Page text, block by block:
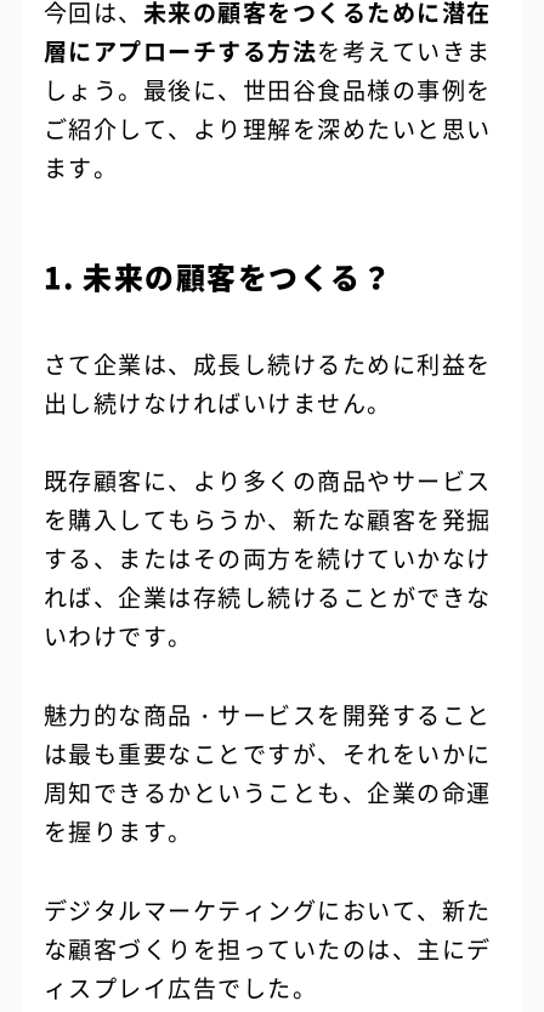
今回は、 未来の顧客をつくるために潜在
層にアプローチする方法を考えていきま
しょう。最後に、世田谷食品様の事例を
ご紹介して、より理解を深めたいと思い
ます。
1. 未来の顧客をつくる？
さて企業は、成長し続けるために利益を
出し続けなければいけません。
既存顧客に、より多くの商品やサービス
を購入してもらうか、新たな顧客を発掘
する、またはその両方を続けていかなけ
れば、企業は存続し続けることができな
いわけです。
魅力的な商品・サービスを開発すること
は最も重要なことですが、それをいかに
周知できるかということも、企業の命運
を握ります。
デジタルマーケティングにおいて、新た
な顧客づくりを担っていたのは、主にデ
ィスプレイ広告でした。